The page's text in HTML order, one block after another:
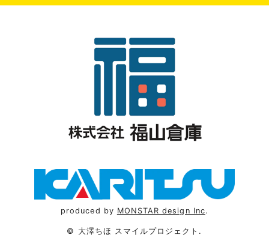
produced by MONSTAR design Inc.
© 大澤ちほ スマイルプロジェクト.